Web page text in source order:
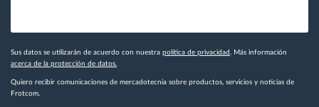
Sus datos se utilizarán de acuerdo con nuestra política de privacidad . Más información
acerca de la protección de datos.
Quiero recibir comunicaciones de mercadotecnia sobre productos, servicios y noticias de
Frotcom.